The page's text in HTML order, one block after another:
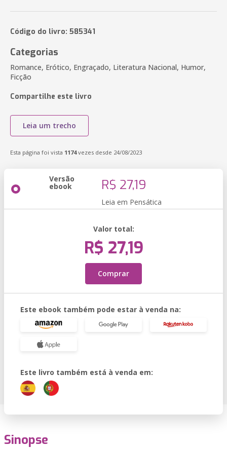
Código do livro: 585341
Categorias
Romance, Erótico, Engraçado, Literatura Nacional, Humor,
Ficção
Compartilhe este livro
Leia um trecho
Esta página foi vista 1174vezes desde 24/08/2023
Versão
ebook R$ 27,19
Leia em Pensática
Valor total:
R$ 27,19
Comprar
Este ebook também pode estar à venda na:
Este livro também está à venda em:
Sinopse